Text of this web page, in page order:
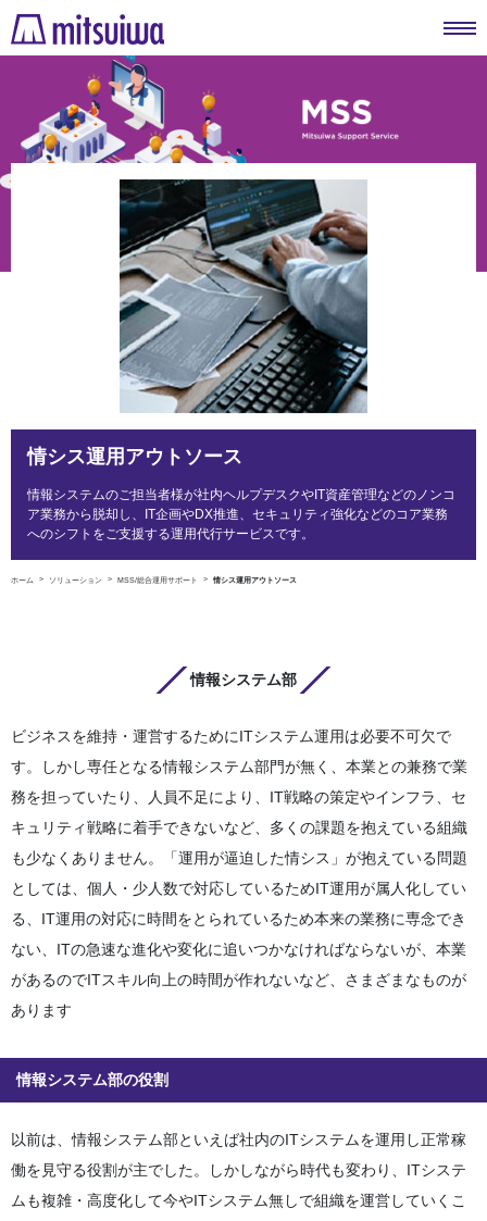
情シス運用アウトソース
情報システムのご担当者様が社内ヘルプデスクやIT資産管理などのノンコ
ア業務から脱却し、IT企画やDX推進、セキュリティ強化などのコア業務
へのシフトをご支援する運用代行サービスです。
ホーム ソリューション MSS/総合運用サポート 情シス運用アウトソース
情報システム部
ビジネスを維持・運営するためにITシステム運用は必要不可欠で
す。しかし専任となる情報システム部門が無く、本業との兼務で業
務を担っていたり、人員不足により、IT戦略の策定やインフラ、セ
キュリティ戦略に着手できないなど、多くの課題を抱えている組織
も少なくありません。「運用が逼迫した情シス」が抱えている問題
としては、個人・少人数で対応しているためIT運用が属人化してい
る、IT運用の対応に時間をとられているため本来の業務に専念でき
ない、ITの急速な進化や変化に追いつかなければならないが、本業
があるのでITスキル向上の時間が作れないなど、さまざまなものが
あります
情報システム部の役割
以前は、情報システム部といえば社内のITシステムを運用し正常稼
働を見守る役割が主でした。しかしながら時代も変わり、ITシステ
ムも複雑・高度化して今やITシステム無しで組織を運営していくこ